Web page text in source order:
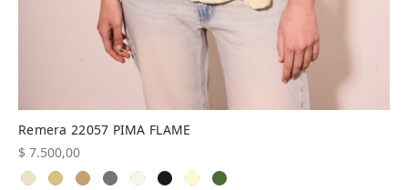
Remera 22057 PIMA FLAME
$ 7.500,00